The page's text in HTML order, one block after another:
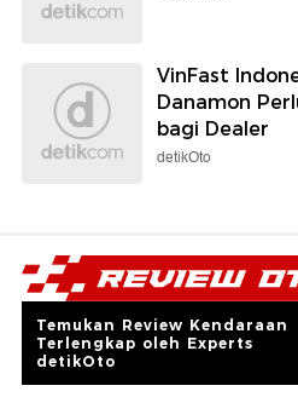
VinFast
Danamon
bagi Dealer
detikOto
Temukan Review Kendaraan
Terlengkap oleh Experts
detikOto